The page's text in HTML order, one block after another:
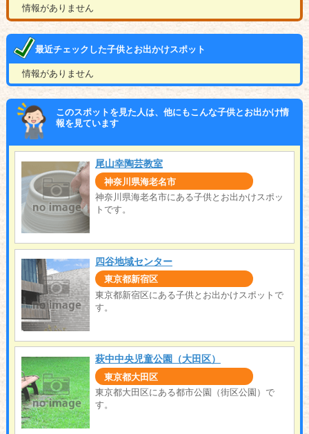
情報がありません
最近チェックした子供とお出かけスポット
情報がありません
このスポットを見た人は、他にもこんな子供とお出かけ情
報を見ています
尾山幸陶芸教室
神奈川県海老名市
神奈川県海老名市にある子供とお出かけスポッ
トです。
四谷地域センター
東京都新宿区
東京都新宿区にある子供とお出かけスポットで
す。
萩中中央児童公園（大田区）
東京都大田区
東京都大田区にある都市公園（街区公園）で
す。